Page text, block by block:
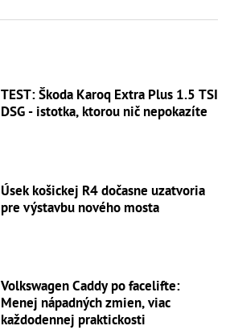
TEST: Škoda Karoq Extra Plus 1.5 TSI
DSG - istotka, ktorou nič nepokazíte
Úsek košickej R4 dočasne uzatvoria
pre výstavbu nového mosta
Volkswagen Caddy po facelifte:
Menej nápadných zmien, viac
každodennej praktickosti